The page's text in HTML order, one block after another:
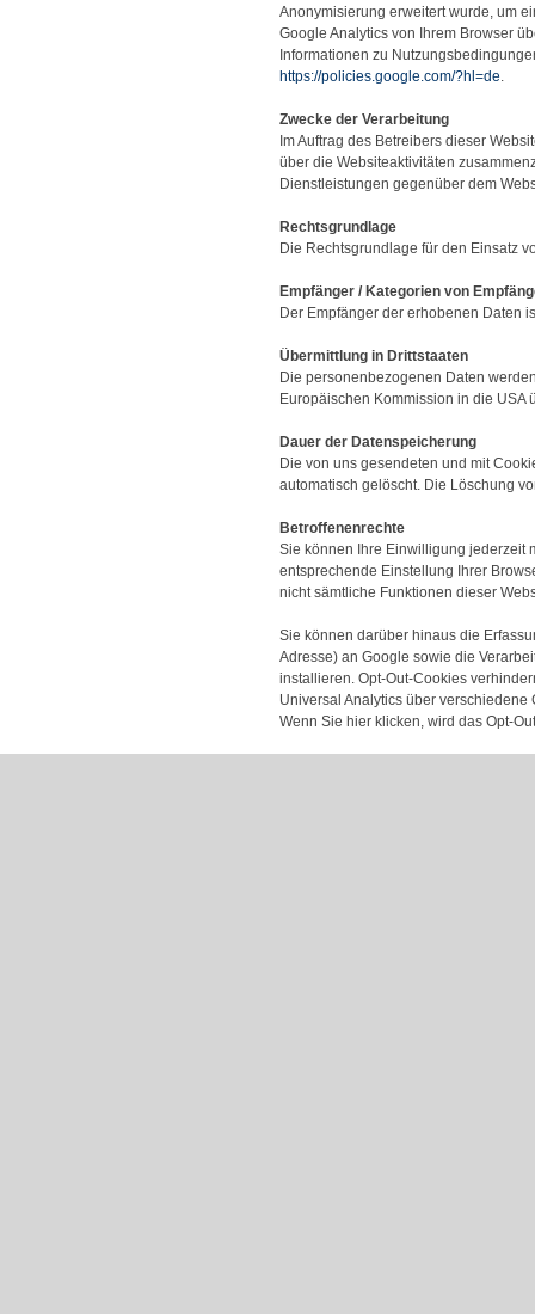
Anonymisierung erweitert wurde, um
Google Analytics von Ihrem Browser
Informationen zu
https://policies.google.com/?hl=de
Zwecke der Verarbeitung
Im Auftrag des Betreibers dieser
über die Websiteaktivitäten
Dienstleistungen gegenüber dem
Rechtsgrundlage
Die Rechtsgrundlage für den Einsatz
Empfänger / Kategorien von
Der Empfänger der erhobenen Daten
Übermittlung in Drittstaaten
Die personenbezogenen Daten
Europäischen Kommission in die USA
Dauer der Datenspeicherung
Die von uns gesendeten und mit
automatisch gelöscht. Die Löschung
Betroffenenrechte
Sie können Ihre Einwilligung jederzeit
entsprechende Einstellung Ihrer
nicht sämtliche Funktionen dieser
Sie können darüber hinaus die
Adresse) an Google sowie die
installieren. Opt-Out-Cookies
Universal Analytics über
Wenn Sie hier klicken, wird das Opt-